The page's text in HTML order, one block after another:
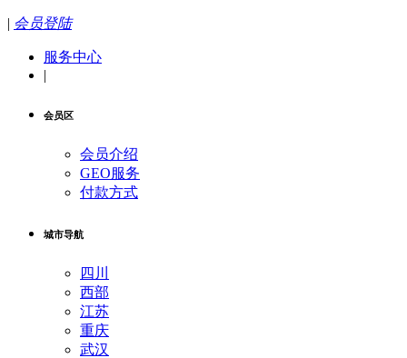
| 会员登陆
服务中心
|
会员区
会员介绍
GEO服务
付款方式
城市导航
四川
西部
江苏
重庆
武汉